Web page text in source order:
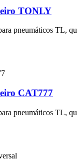
TONLY
pneumáticos TL,
CAT777
pneumáticos TL,